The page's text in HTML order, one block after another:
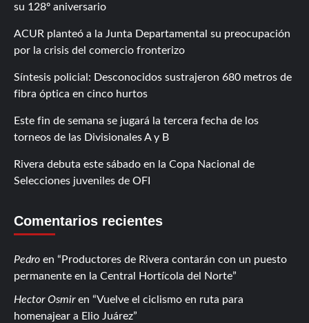
su 128º aniversario
ACUR planteó a la Junta Departamental su preocupación
por la crisis del comercio fronterizo
Síntesis policial: Desconocidos sustrajeron 680 metros de
fibra óptica en cinco hurtos
Este fin de semana se jugará la tercera fecha de los
torneos de las Divisionales A y B
Rivera debuta este sábado en la Copa Nacional de
Selecciones juveniles de OFI
Comentarios recientes
Pedro en
Productores de Rivera contarán con un puesto
permanente en la Central Hortícola del Norte
Hector Osmiren
Vuelve el ciclismo en ruta para
homenajear a Elio Juárez